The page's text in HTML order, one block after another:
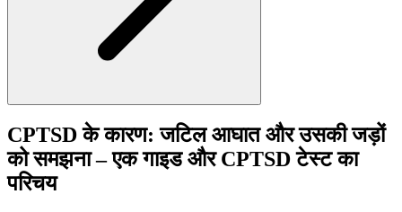
CPTSD के कारण: जटिल आघात और उसकी जड़ों
को समझना – एक गाइड और CPTSD टेस्ट का
परिचय